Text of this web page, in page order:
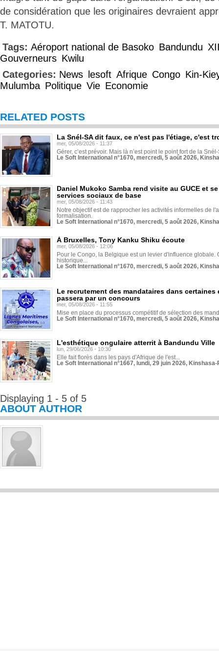
de considération que les originaires devraient
T. MATOTU.
Tags: Aéroport national de Basoko Bandundu
Gouverneurs Kwilu
Categories: News lesoft Afrique Congo Kin-
Mulumba Politique Vie Economie
RELATED POSTS
La Snél-SA dit faux, ce n'est pas l'étiage, c'est
mer, 05/08/2026 - 11:37
Gérer, c’est prévoir. Mais là n’est point le point fort de la
Le Soft International n°1670, mercredi, 5 août 2026,
Daniel Mukoko Samba rend visite au GUCE et
services sociaux de base
mer, 05/08/2026 - 11:43
Notre objectif est de rapprocher les activités informelles de
formalisation.
Le Soft International n°1670, mercredi, 5 août 2026,
À Bruxelles, Tony Kanku Shiku écoute
mer, 05/08/2026 - 12:06
Pour le Congo, la Belgique est un levier d'influence globale.
historique...
Le Soft International n°1670, mercredi, 5 août 2026,
Le recrutement des mandataires dans
passera par un concours
mer, 05/08/2026 - 11:55
Mise en place du processus compétitif de sélection des
Le Soft International n°1670, mercredi, 5 août 2026,
L'esthétique ongulaire atterrit à Bandundu Ville
lun, 29/06/2026 - 10:30
Elle fait florès dans les pays d'Afrique de l'est...
Le Soft International n°1667, lundi, 29 juin 2026,
Displaying 1 - 5 of 5
ABOUT AUTHOR